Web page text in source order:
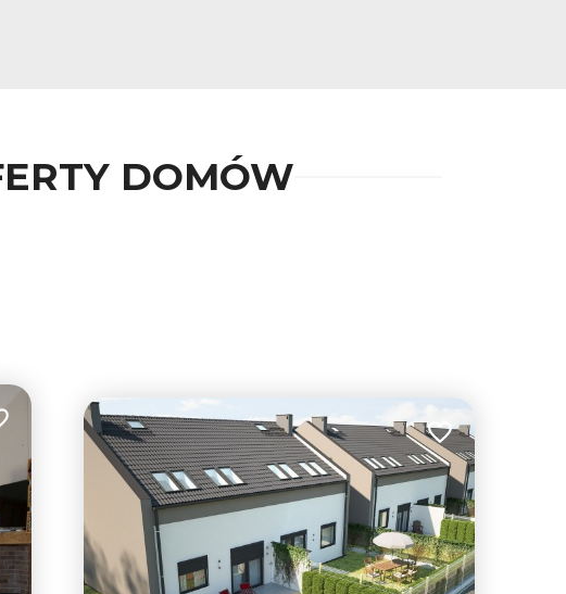
DOMÓW
do ulubionych
Dodaj do